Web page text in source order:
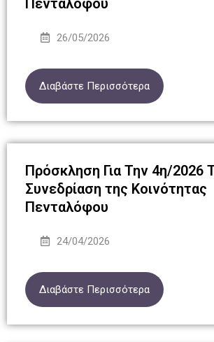
Πενταλόφου
26/05/2026
Διαβάστε Περισσότερα
Πρόσκληση Για Την 4η/2026
Συνεδρίαση της Κοινότητας
Πενταλόφου
24/04/2026
Διαβάστε Περισσότερα